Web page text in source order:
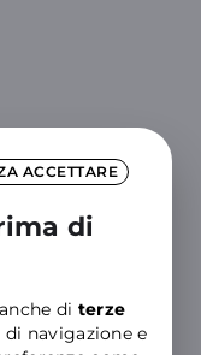
ACCETTARE
di
di terze
di navigazione e